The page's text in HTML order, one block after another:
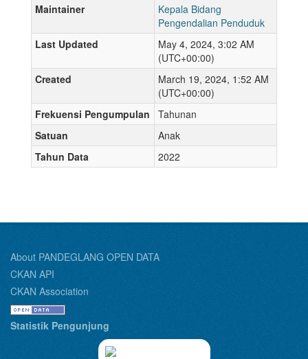
Maintainer
Kepala Bidang
Pengendalian Penduduk
Last Updated
May 4, 2024, 3:02 AM
(UTC+00:00)
Created
March 19, 2024, 1:52 AM
(UTC+00:00)
Frekuensi Pengumpulan
Tahunan
Satuan
Anak
Tahun Data
2022
About PANDEGLANG OPEN DATA
CKAN API
CKAN Association
Statistik Pengunjung